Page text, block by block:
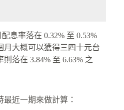
息率落在 0.32% 至 0.53%
月大概可以獲得三四十元台
落在 3.84% 至 6.63% 之
近一期來做計算：